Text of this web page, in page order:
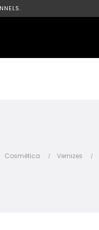
Cosmética Vernizes